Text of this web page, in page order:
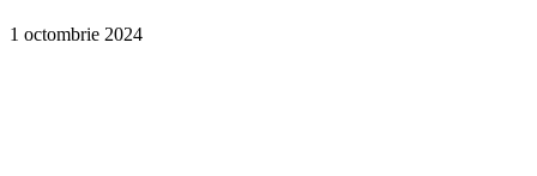
1 octombrie 2024